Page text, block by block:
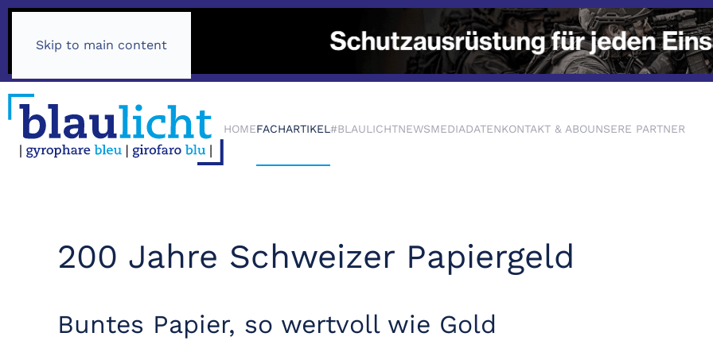
Skip to main content
HOMEFACHARTIKEL#BLAULICHTNEWSMEDIADATENKONTAKT & ABOUNSERE PARTNER
200 Jahre Schweizer Papiergeld
Buntes Papier, so wertvoll wie Gold